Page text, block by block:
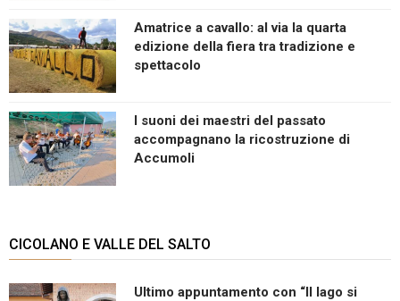
Amatrice a cavallo: al via la quarta
edizione della fiera tra tradizione e
spettacolo
I suoni dei maestri del passato
accompagnano la ricostruzione di
Accumoli
CICOLANO E VALLE DEL SALTO
Ultimo appuntamento con “Il lago si